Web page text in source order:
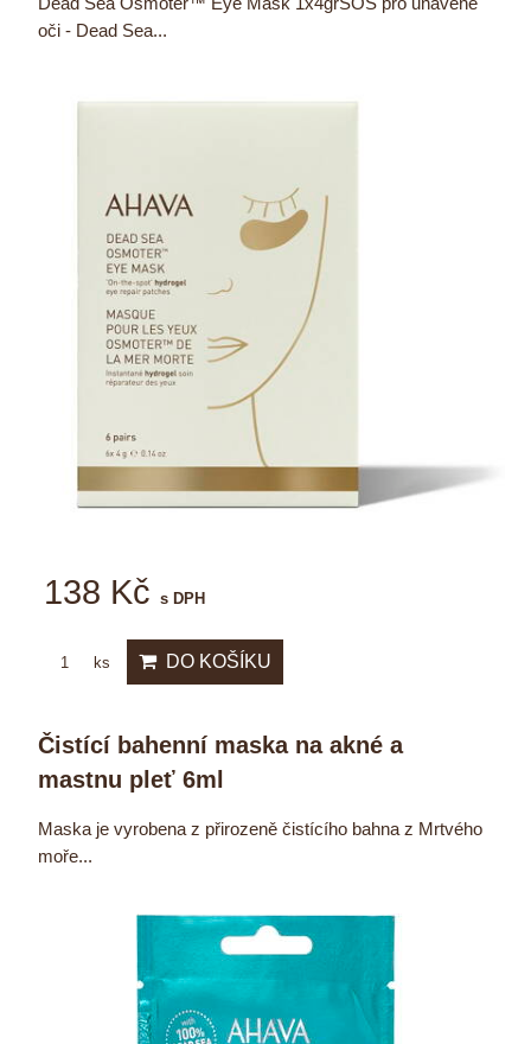
oči - Dead Sea...
138 Kč s DPH
ks DO KOŠÍKU
Čistící bahenní maska na akné a
mastnu pleť 6ml
Maska je vyrobena z přirozeně čistícího bahna z Mrtvého
moře...